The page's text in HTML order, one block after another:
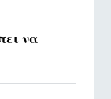
να